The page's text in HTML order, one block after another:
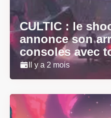
CULTIC : le
annonce son
consoles avec
Il y a 2 mois